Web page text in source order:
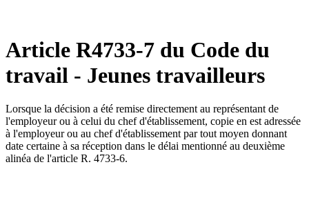
Article R4733-7 du Code du
travail - Jeunes travailleurs
Lorsque la décision a été remise directement au représentant de
l'employeur ou à celui du chef d'établissement, copie en est adressée
à l'employeur ou au chef d'établissement par tout moyen donnant
date certaine à sa réception dans le délai mentionné au deuxième
alinéa de l'article R. 4733-6.